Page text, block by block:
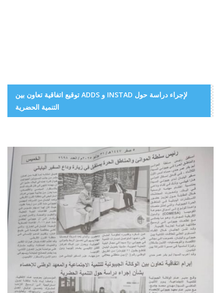
توقيع اتفاقية تعاون بين ADDS و INSTAD لإجراء دراسة حول
التنمية الحضرية